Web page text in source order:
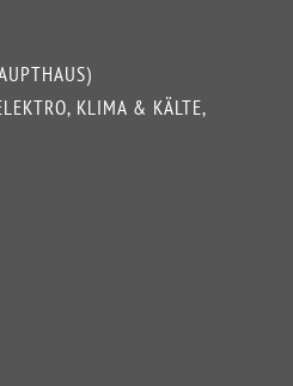
KLIMA & KÄLTE,